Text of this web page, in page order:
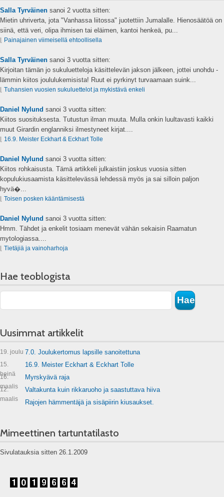
Salla Tyrväinen sanoi 2 vuotta sitten:
Mietin uhriverta, jota "Vanhassa liitossa" juotettiin Jumalalle. Hienosäätöä on
siinä, että veri, olipa ihmisen tai eläimen, kantoi henkeä, pu...
⌊ Painajainen viimeisellä ehtoollisella
Salla Tyrväinen sanoi 3 vuotta sitten:
Kirjoitan tämän jo sukuluetteloja käsittelevän jakson jälkeen, jottei unohdu -
lämmin kiitos joululukemisista! Ruut ei pyrkinyt turvaamaan suink...
⌊ Tuhansien vuosien sukuluettelot ja mykistävä enkeli
Daniel Nylund sanoi 3 vuotta sitten:
Kiitos suosituksesta. Tutustun ilman muuta. Mulla onkin luultavasti kaikki
muut Girardin englanniksi ilmestyneet kirjat....
⌊ 16.9. Meister Eckhart & Eckhart Tolle
Daniel Nylund sanoi 3 vuotta sitten:
Kiitos rohkaisusta. Tämä artikkeli julkaistiin joskus vuosia sitten
kopulukiusaamista käsittelevässä lehdessä myös ja sai silloin paljon
hyvä�...
⌊ Toisen posken kääntämisestä
Daniel Nylund sanoi 3 vuotta sitten:
Hmm. Tähdet ja enkelit tosiaam menevät vähän sekaisin Raamatun
mytologiassa....
⌊ Tietäjiä ja vainoharhoja
Hae teoblogista
Uusimmat artikkelit
19. joulu 7.0. Joulukertomus lapsille sanoitettuna
15.
heinä
16.9. Meister Eckhart & Eckhart Tolle
16.
maalis
Myrskyävä raja
12.
maalis
Valtakunta kuin rikkaruoho ja saastuttava hiiva
Rajojen hämmentäjä ja sisäpiirin kiusaukset.
Mimeettinen tartuntatilasto
Sivulatauksia sitten 26.1.2009